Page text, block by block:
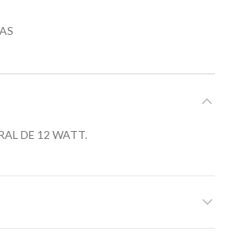
DE 12 WATT.